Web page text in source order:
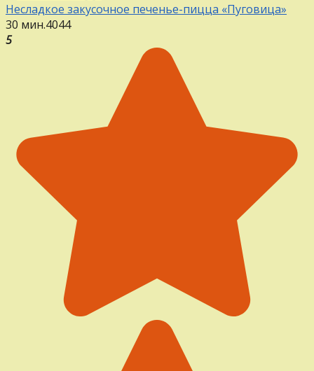
Несладкое закусочное печенье-пицца «Пуговица»
30 мин.4044
5